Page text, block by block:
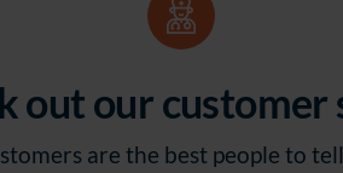
out our customer
are the best people to